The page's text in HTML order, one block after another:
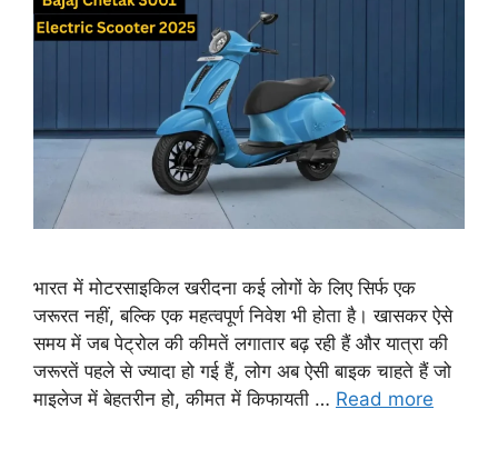
भारत में मोटरसाइकिल खरीदना कई लोगों के लिए सिर्फ एक
जरूरत नहीं, बल्कि एक महत्वपूर्ण निवेश भी होता है। खासकर ऐसे
समय में जब पेट्रोल की कीमतें लगातार बढ़ रही हैं और यात्रा की
जरूरतें पहले से ज्यादा हो गई हैं, लोग अब ऐसी बाइक चाहते हैं जो
माइलेज में बेहतरीन हो, कीमत में किफायती … Read more